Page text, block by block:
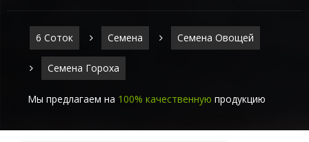
6 Соток Семена Семена Овощей
Семена Гороха
Мы предлагаем на 100% качественную продукцию